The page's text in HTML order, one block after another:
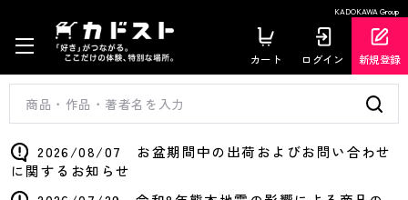
KADOKAWA Group
カート ログイン 新規登録
2026/08/07 お盆期間中の出荷およびお問い合わせ
に関するお知らせ